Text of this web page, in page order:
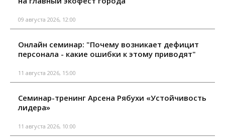
09 августа 2026, 12:00
Онлайн семинар: "Почему возникает дефицит
персонала - какие ошибки к этому приводят"
11 августа 2026, 15:00
Семинар-тренинг Арсена Рябухи «Устойчивость
лидера»
11 августа 2026, 10:00